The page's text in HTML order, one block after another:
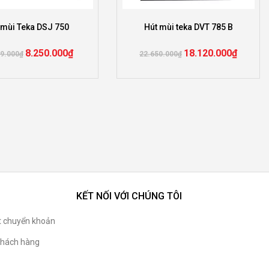
Teka DSJ 750
₫ 8.250.000₫
Hút mùi teka DVT 785 B
22.650.000₫ 18.120.000₫
khoản
hàng
KẾT NỐI VỚI CHÚNG TÔI